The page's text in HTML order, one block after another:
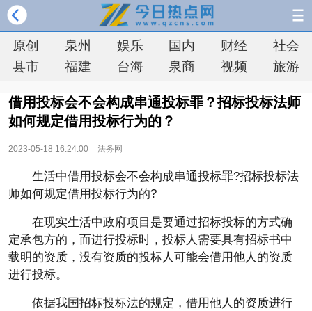
原创 泉州 娱乐 国内 财经
社会
县市
福建 台海 泉商 视频 旅游
借用投标会不会构成串通投标罪？招标投标法师
如何规定借用投标行为的？
2023-05-18 16:24:00 法务网
生活中借用投标会不会构成串通投标罪?招标投标法
师如何规定借用投标行为的?
在现实生活中政府项目是要通过招标投标的方式确
定承包方的，而进行投标时，投标人需要具有招标书中
载明的资质，没有资质的投标人可能会借用他人的资质
进行投标。
依据我国招标投标法的规定，借用他人的资质进行